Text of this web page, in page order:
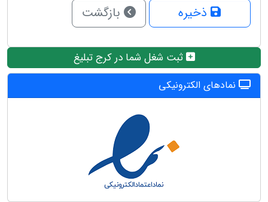
ذخیره بازگشت
ثبت شغل شما در کرج تبلیغ
نمادهای الکترونیکی